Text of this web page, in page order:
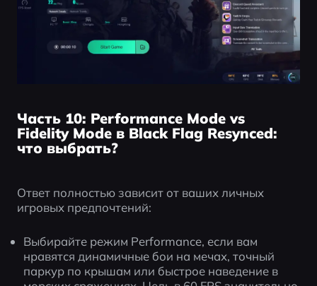
Часть 10: Performance Mode vs
Fidelity Mode в Black Flag Resynced:
что выбрать?
Ответ полностью зависит от ваших личных
игровых предпочтений:
Выбирайте режим Performance, если вам
нравятся динамичные бои на мечах, точный
паркур по крышам или быстрое наведение в